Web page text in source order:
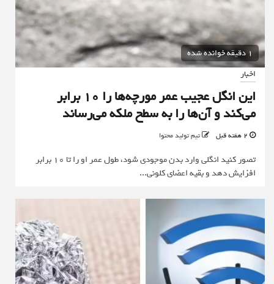
1 دقیقه خوانده شده
اخبار
این انگل عجیب عمر مورچه‌ها را ۱۰ برابر
می‌کند و آن‌ها را به سطح ملکه می‌رساند
تیم تولید محتوا
تصور کنید انگلی وارد بدن موجودی شود، طول عمر او را تا ۱۰ برابر
افزایش دهد و بقیه اعضای کلونی...